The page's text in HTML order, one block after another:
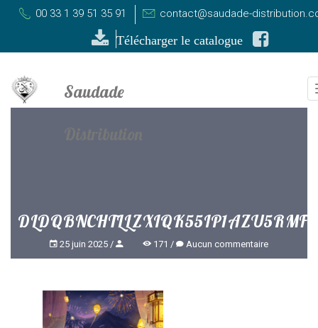
00 33 1 39 51 35 91 contact@saudade-
Télécharger le catalogue
25 juin 2025 171 Aucun commentaire